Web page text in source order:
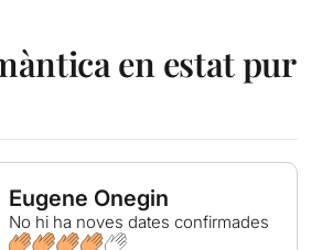
en estat pur
Eugene Onegin
No hi ha noves dates confirmades